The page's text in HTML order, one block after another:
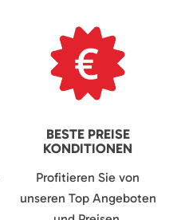
BESTE PREISE
KONDITIONEN
Profitieren Sie von
unseren Top Angeboten